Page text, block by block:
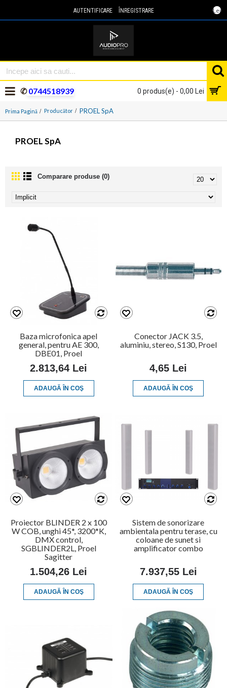
Lei
AUTENTIFICARE ÎNREGISTRARE
0 produs(e) - 0,00 Lei
✆0744518939
Prima Pagină Producător PROEL SpA
PROEL SpA
Comparare produse (0)
Baza microfonica apel
general, pentru AE 300,
DBE01, Proel
2.813,64 Lei
ADAUGĂ ÎN COŞ
Conector JACK 3.5,
aluminiu, stereo, S130, Proel
4,65 Lei
ADAUGĂ ÎN COŞ
Proiector BLINDER 2 x 100
W COB, unghi 45*, 3200*K,
DMX control,
SGBLINDER2L, Proel
Sagitter
1.504,26 Lei
ADAUGĂ ÎN COŞ
Sistem de sonorizare
ambientala pentru terase, cu
coloane de sunet si
amplificator combo
7.937,55 Lei
ADAUGĂ ÎN COŞ